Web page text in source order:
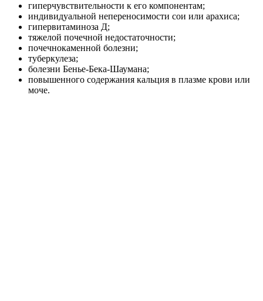
гиперчувствительности к его компонентам;
индивидуальной непереносимости сои или арахиса;
гипервитаминоза Д;
тяжелой почечной недостаточности;
почечнокаменной болезни;
туберкулеза;
болезни Бенье-Бека-Шаумана;
повышенного содержания кальция в плазме крови или
моче.